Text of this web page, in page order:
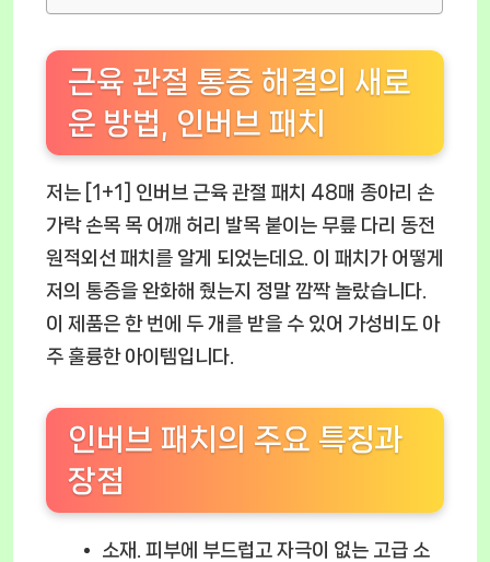
근육 관절 통증 해결의 새로
운 방법, 인버브 패치
저는 [1+1] 인버브 근육 관절 패치 48매 종아리 손
가락 손목 목 어깨 허리 발목 붙이는 무릎 다리 동전
원적외선 패치를 알게 되었는데요. 이 패치가 어떻게
저의 통증을 완화해 줬는지 정말 깜짝 놀랐습니다.
이 제품은 한 번에 두 개를 받을 수 있어 가성비도 아
주 훌륭한 아이템입니다.
인버브 패치의 주요 특징과
장점
소재.
피부에 부드럽고 자극이 없는 고급 소